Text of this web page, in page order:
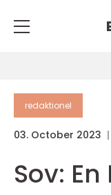
redaktionel
03. October 2023
Sov: